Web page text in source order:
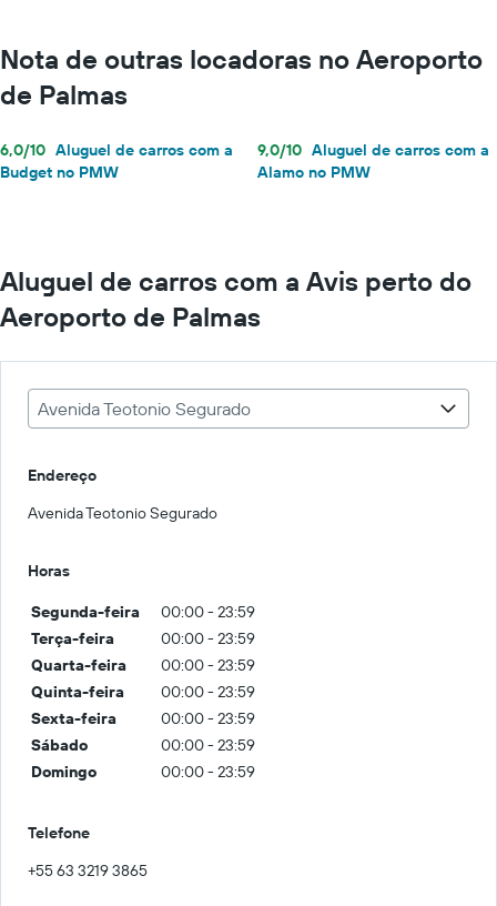
Nota de outras locadoras no Aeroporto
de Palmas
6,0/10 Aluguel de carros com a
Budget no PMW
9,0/10 Aluguel de carros com a
Alamo no PMW
Aluguel de carros com a Avis perto do
Aeroporto de Palmas
Avenida Teotonio Segurado
Endereço
Avenida Teotonio Segurado
Horas
Segunda-feira
00:00 - 23:59
Terça-feira
00:00 - 23:59
Quarta-feira
00:00 - 23:59
Quinta-feira
00:00 - 23:59
Sexta-feira
00:00 - 23:59
Sábado
00:00 - 23:59
Domingo
00:00 - 23:59
Telefone
+55 63 3219 3865